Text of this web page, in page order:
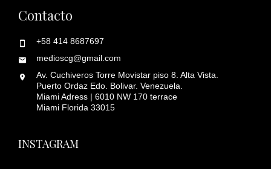
Contacto
+58 414 8687697
medioscg@gmail.com
Av. Cuchiveros Torre Movistar piso 8. Alta Vista.
Puerto Ordaz Edo. Bolivar. Venezuela.
Miami Adress | 6010 NW 170 terrace
Miami Florida 33015
INSTAGRAM